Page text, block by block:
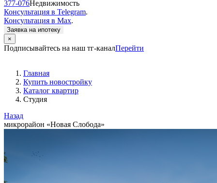
377-076Недвижимость
Консультация в Telegram.
Консультация в Max.
Заявка на ипотеку
×
Подписывайтесь на наш тг-каналПерейти
Главная
Купить новостройку
Каталог квартир
Студия
Назад
микрорайон «Новая Слобода»